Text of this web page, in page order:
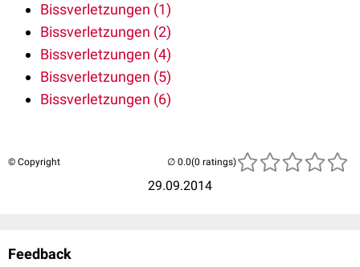
Bissverletzungen (1)
Bissverletzungen (2)
Bissverletzungen (4)
Bissverletzungen (5)
Bissverletzungen (6)
© Copyright
29.09.2014
(0 ratings)
Feedback